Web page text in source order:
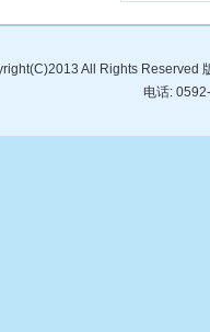
All Rights Reserved
电话: